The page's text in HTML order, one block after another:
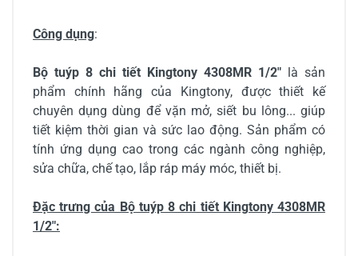
Công dụng:
Bộ tuýp 8 chi tiết Kingtony 4308MR 1/2" là sản
phẩm chính hãng của Kingtony, được thiết kế
chuyên dụng dùng để vặn mở, siết bu lông... giúp
tiết kiệm thời gian và sức lao động. Sản phẩm có
tính ứng dụng cao trong các ngành công nghiệp,
sửa chữa, chế tạo, lắp ráp máy móc, thiết bị.
Đặc trưng của Bộ tuýp 8 chi tiết Kingtony 4308MR
1/2":